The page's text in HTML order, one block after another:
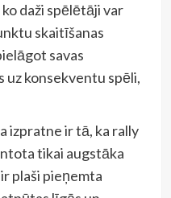
daži spēlētāji var
skaitīšanas
savas
konsekventu spēli,
izpratne ir tā, ka rally
tikai augstāka
plaši pieņemta